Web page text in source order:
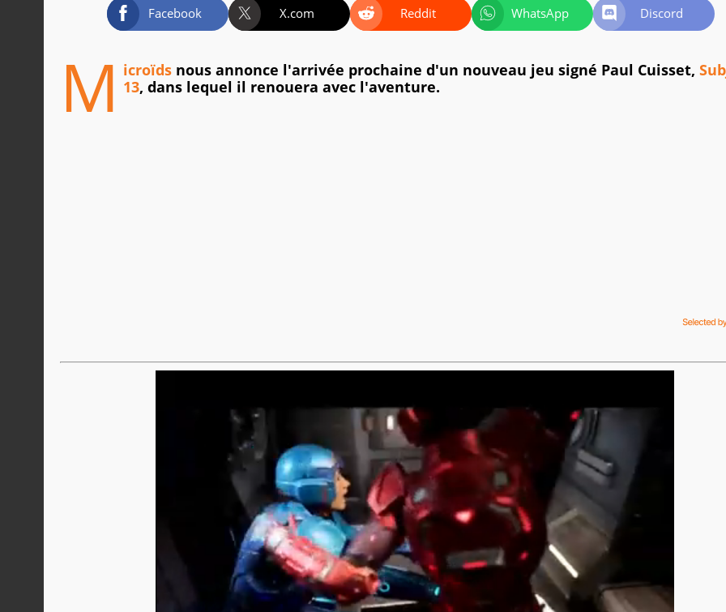
Facebook X.com Reddit WhatsApp Discord
M icroïds nous annonce l'arrivée prochaine d'un nouveau jeu signé Paul Cuisset,
13, dans lequel il renouera avec l'aventure.